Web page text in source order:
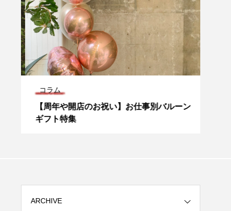
interior mclaren
portfolio speed
コラム
【周年や開店のお祝い】お仕事別バルーン
ギフト特集
ARCHIVE